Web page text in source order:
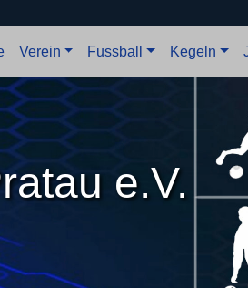
Verein Fussball Kegeln
e.V.